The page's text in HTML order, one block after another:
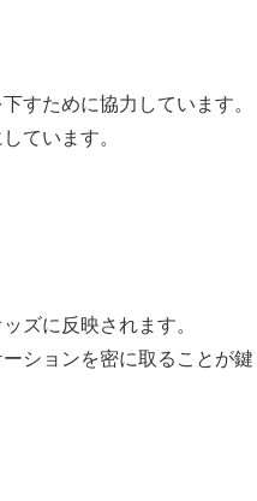
すために協力しています。
ています。
ズに反映されます。
ションを密に取ることが鍵